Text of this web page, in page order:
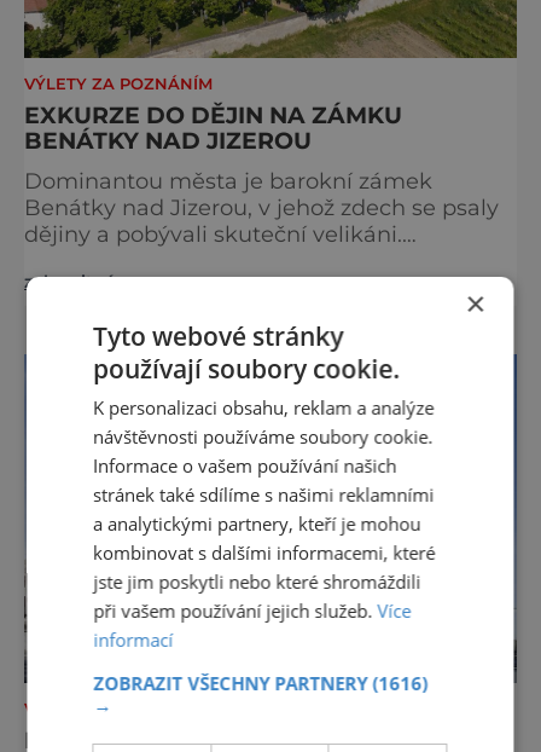
VÝLETY ZA POZNÁNÍM
EXKURZE DO DĚJIN NA ZÁMKU
BENÁTKY NAD JIZEROU
Dominantou města je barokní zámek
Benátky nad Jizerou, v jehož zdech se psaly
dějiny a pobývali skuteční velikáni.
tu prováděl svá slavná astronomická měření
elixíry pro lidstvo. Došlo zde i k osudové
spolupráci s jeho přítelem, slavným Janem
inspirována i zážitková mobilní detek
zobrazit více >>
VÝLETY ZA POZNÁNÍM
NOVÉ DOKUMENTAČNÍ CENTRUM V
×
Tyto webové stránky
používají soubory cookie.
K personalizaci obsahu, reklam a analýze
návštěvnosti používáme soubory cookie.
Informace o vašem používání našich
stránek také sdílíme s našimi reklamními
a analytickými partnery, kteří je mohou
kombinovat s dalšími informacemi, které
jste jim poskytli nebo které shromáždili
při vašem používání jejich služeb.Více
informací
ZOBRAZIT VŠECHNY PARTNERY(1616)
→